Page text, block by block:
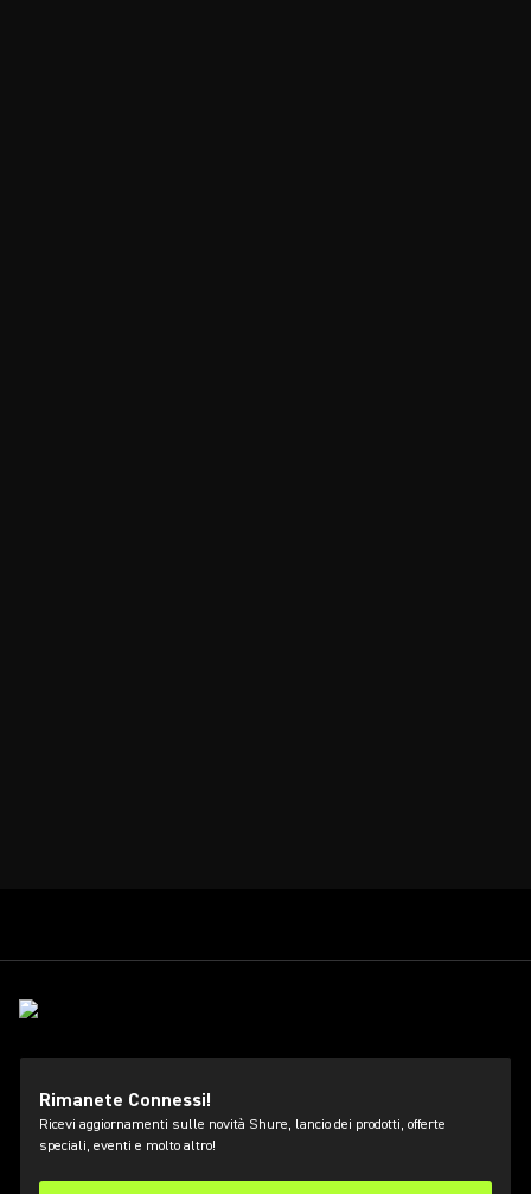
Rimanete Connessi!
Ricevi aggiornamenti sulle novità Shure, lancio dei prodotti, offerte
speciali, eventi e molto altro!